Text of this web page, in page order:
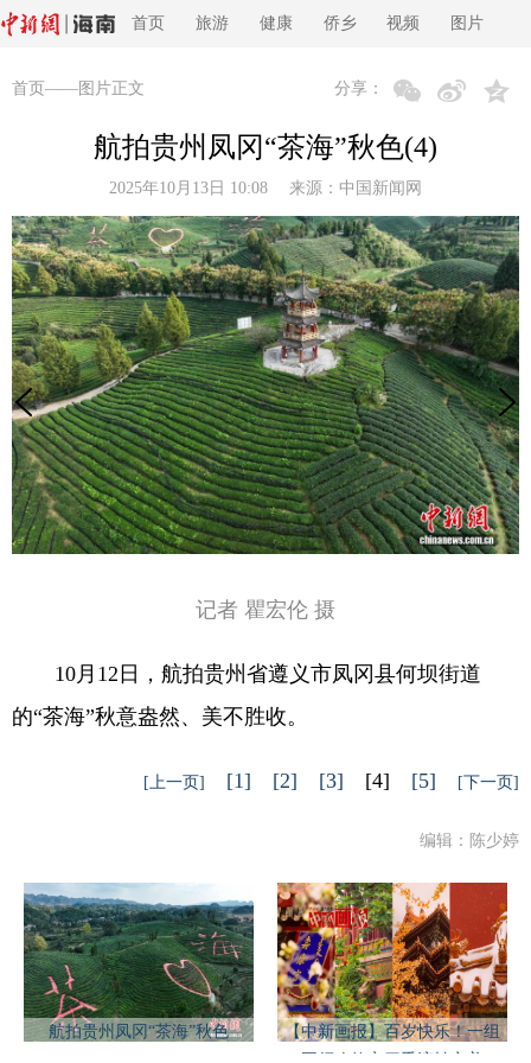
首页 旅游 健康 侨乡 视频 图片
首页 ——图片正文 分享：
航拍贵州凤冈“茶海”秋色(4)
2025年10月13日 10:08 来源： 中国新闻网
记者 瞿宏伦 摄
10月12日，航拍贵州省遵义市凤冈县何坝街道
的“茶海”秋意盎然、美不胜收。
[上一页] [1] [2] [3] [4] [5] [下一页]
编辑：陈少婷
航拍贵州凤冈“茶海”秋色
【中新画报】百岁快乐！一组